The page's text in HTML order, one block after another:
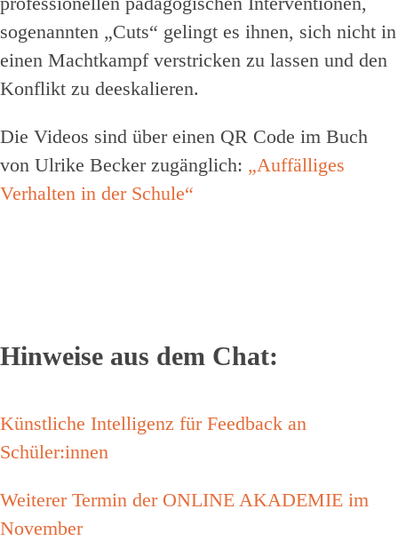
sogenannten „Cuts“ gelingt es ihnen, sich nicht in
einen Machtkampf verstricken zu lassen und den
Konflikt zu deeskalieren.
Die Videos sind über einen QR Code im Buch
von Ulrike Becker zugänglich: „Auffälliges
Verhalten in der Schule“
Hinweise aus dem Chat:
Künstliche Intelligenz für Feedback an
Schüler:innen
Weiterer Termin der ONLINE AKADEMIE im
November